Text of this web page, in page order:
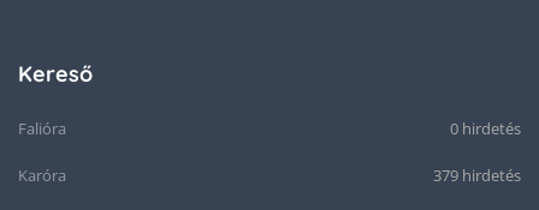
Kereső
Falióra 0 hirdetés
Karóra 379 hirdetés